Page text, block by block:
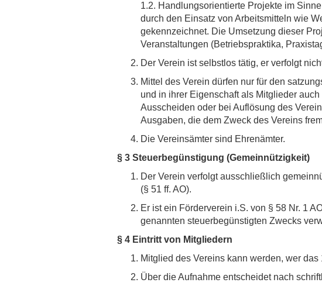
1.2. Handlungsorientierte Projekte im
durch den Einsatz von Arbeitsmitteln wie
gekennzeichnet. Die Umsetzung dieser
Veranstaltungen (Betriebspraktika,
Der Verein ist selbstlos tätig, er verfolgt
Mittel des Verein dürfen nur für den
und in ihrer Eigenschaft als Mitglieder
Ausscheiden oder bei Auflösung des
Ausgaben, die dem Zweck des Vereins
Die Vereinsämter sind Ehrenämter.
§ 3 Steuerbegünstigung (Gemeinnützigkeit)
Der Verein verfolgt ausschließlich
(§ 51 ff. AO).
Er ist ein Förderverein i.S. von § 58 Nr. 1
genannten steuerbegünstigten Zwecks
§ 4 Eintritt von Mitgliedern
Mitglied des Vereins kann werden, wer
Über die Aufnahme entscheidet nach